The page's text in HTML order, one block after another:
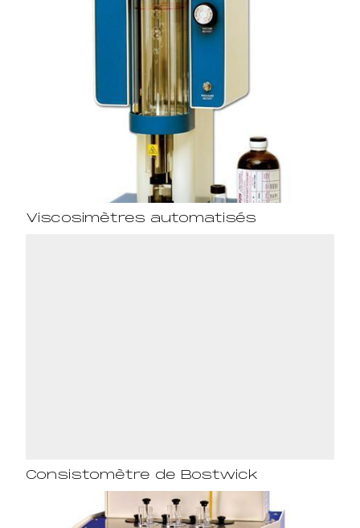
Viscosimètres automatisés
Consistomètre de Bostwick